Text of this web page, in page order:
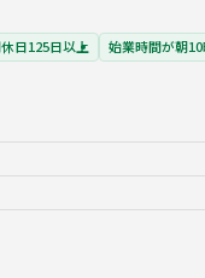
日125日以上
始業時間が朝